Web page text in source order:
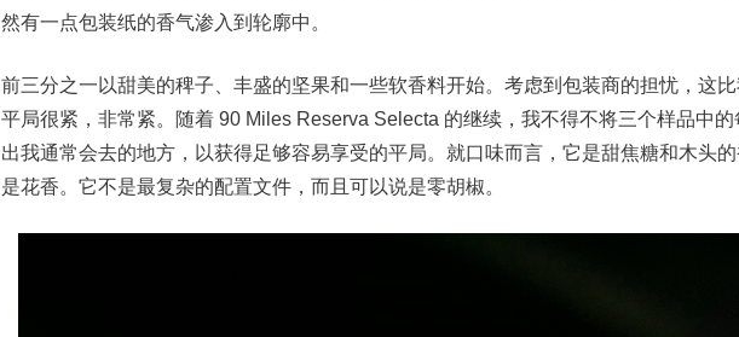
然有一点包装纸的香气渗入到轮廓中。
前三分之一以甜美的稗子、丰盛的坚果和一些软香料开始。考虑到包装商的担忧，这
平局很紧，非常紧。随着 90 Miles Reserva Selecta 的继续，我不得不将三个样品中
出我通常会去的地方，以获得足够容易享受的平局。就口味而言，它是甜焦糖和木头
是花香。它不是最复杂的配置文件，而且可以说是零胡椒。